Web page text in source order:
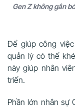
Gen Z không gắn
Để giúp công
quản lý có thể
này giúp nhân
triển.
Phần lớn nhân sự